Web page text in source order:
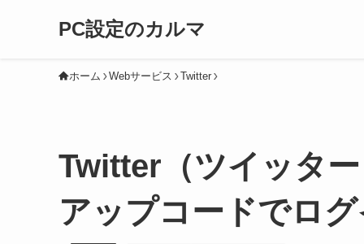
PC設定のカルマ
ホーム Webサービス Twitter
Twitter（ツイッタ
アップコードでロ